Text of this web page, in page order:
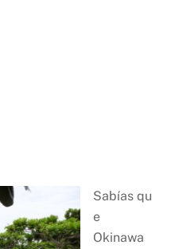
Sabías qu
e
Okinawa